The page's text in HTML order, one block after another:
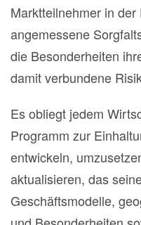
Marktteilnehmer in
angemessene
die Besonderheiten
damit verbundene
Es obliegt jedem
Programm zur
entwickeln,
aktualisieren, das
Geschäftsmodelle,